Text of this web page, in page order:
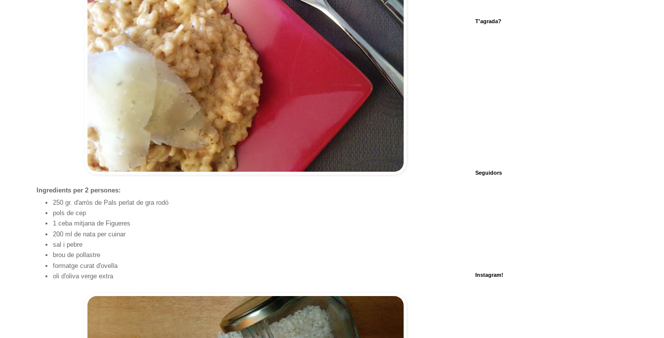
Ingredients per 2 persones:
250 gr. d'arròs de Pals perlat de gra rodó
pols de cep
1 ceba mitjana de Figueres
200 ml de nata per cuinar
sal i pebre
brou de pollastre
formatge curat d'ovella
oli d'oliva verge extra
T'agrada?
Seguidors
Instagram!